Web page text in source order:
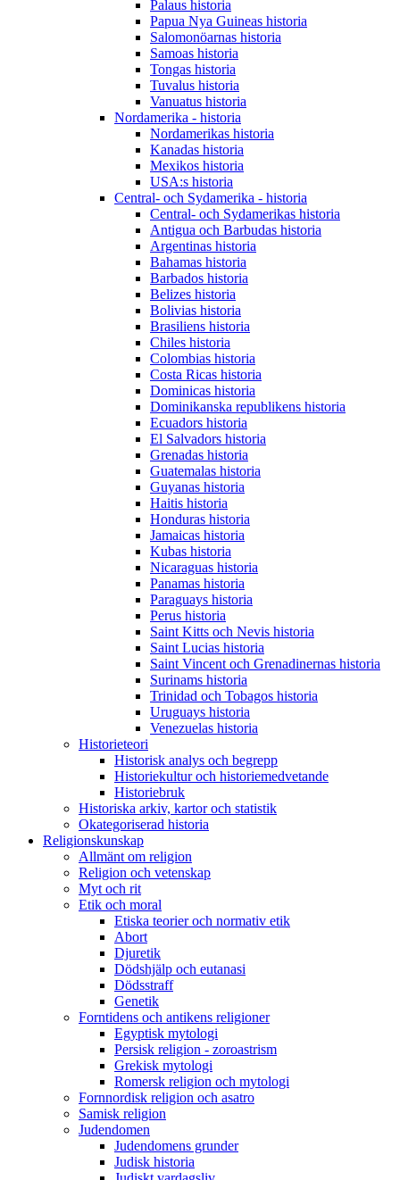
Palaus historia
Papua Nya Guineas historia
Salomonöarnas historia
Samoas historia
Tongas historia
Tuvalus historia
Vanuatus historia
Nordamerika - historia
Nordamerikas historia
Kanadas historia
Mexikos historia
USA:s historia
Central- och Sydamerika - historia
Central- och Sydamerikas historia
Antigua och Barbudas historia
Argentinas historia
Bahamas historia
Barbados historia
Belizes historia
Bolivias historia
Brasiliens historia
Chiles historia
Colombias historia
Costa Ricas historia
Dominicas historia
Dominikanska republikens historia
Ecuadors historia
El Salvadors historia
Grenadas historia
Guatemalas historia
Guyanas historia
Haitis historia
Honduras historia
Jamaicas historia
Kubas historia
Nicaraguas historia
Panamas historia
Paraguays historia
Perus historia
Saint Kitts och Nevis historia
Saint Lucias historia
Saint Vincent och Grenadinernas historia
Surinams historia
Trinidad och Tobagos historia
Uruguays historia
Venezuelas historia
Historieteori
Historisk analys och begrepp
Historiekultur och historiemedvetande
Historiebruk
Historiska arkiv, kartor och statistik
Okategoriserad historia
Religionskunskap
Allmänt om religion
Religion och vetenskap
Myt och rit
Etik och moral
Etiska teorier och normativ etik
Abort
Djuretik
Dödshjälp och eutanasi
Dödsstraff
Genetik
Forntidens och antikens religioner
Egyptisk mytologi
Persisk religion - zoroastrism
Grekisk mytologi
Romersk religion och mytologi
Fornnordisk religion och asatro
Samisk religion
Judendomen
Judendomens grunder
Judisk historia